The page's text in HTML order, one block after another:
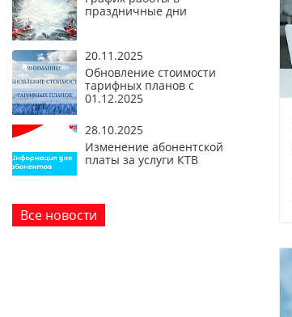
праздничные дни
20.11.2025
Обновление стоимости
тарифных планов с
01.12.2025
28.10.2025
Изменение абонентской
платы за услуги КТВ
Все новости